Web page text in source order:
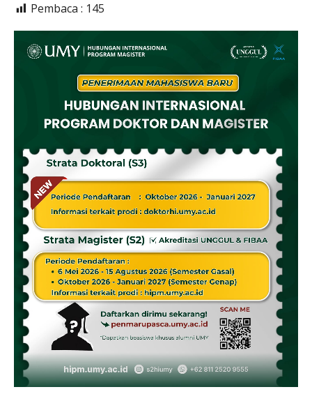
Pembaca : 145